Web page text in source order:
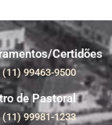
Certidões
(11) 99463-9500
de Pastoral
(11) 99981-1233